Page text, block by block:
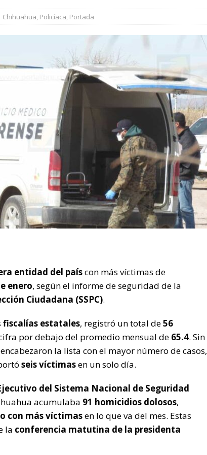
ESTATAL
Hallazgo de cadáver en descomposición desata fuerte operativo al
] Destaca César Jáuregui la importancia de atender las colonias con
ESTATAL
Chihuahua, Policíaca, Portada
entidad del paíscon más víctimas de
enero, según el informe de seguridad de la
Ciudadana (SSPC).
fiscalías estatales, registró un total de56
por debajo del promedio mensual de 65.4. Sin
encabezaron la lista con el mayor número de casos,
seis víctimasen un solo día.
del Sistema Nacional de Seguridad
acumulaba 91 homicidios dolosos,
con más víctimasen lo que va del mes. Estas
la conferencia matutina de la presidenta